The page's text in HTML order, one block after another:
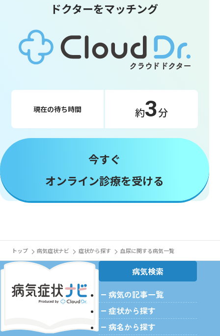
ドクターをマッチング
現在の待ち時間 約3分
今すぐ
オンライン診療を受ける
トップ 病気症状ナビ 症状から探す 血尿に関する病気一覧
病気検索
病気の記事一覧
症状から探す
病名から探す